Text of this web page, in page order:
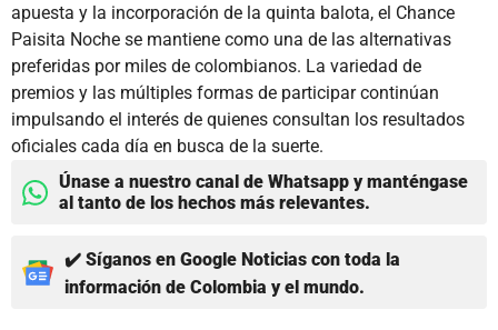
apuesta y la incorporación de la quinta balota, el Chance
Paisita Noche se mantiene como una de las alternativas
preferidas por miles de colombianos. La variedad de
premios y las múltiples formas de participar continúan
impulsando el interés de quienes consultan los resultados
oficiales cada día en busca de la suerte.
Únase a nuestro canal de Whatsapp y manténgase
al tanto de los hechos más relevantes.
✔️ Síganos en Google Noticias con toda la
información de Colombia y el mundo.